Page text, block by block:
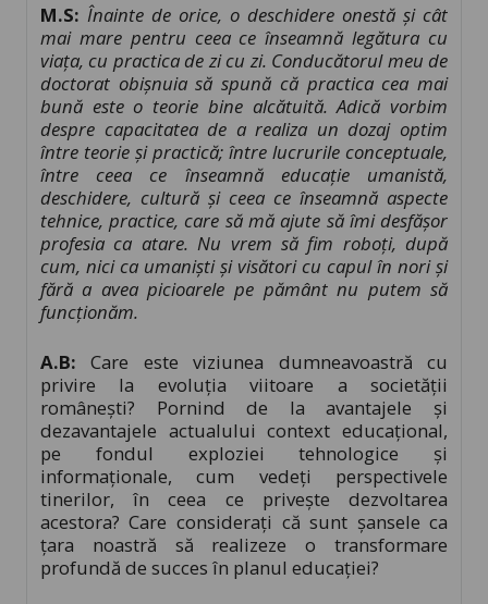
M.S: Înainte de orice, o deschidere onestă și cât
mai mare pentru ceea ce înseamnă legătura cu
viața, cu practica de zi cu zi. Conducătorul meu de
doctorat obișnuia să spună că practica cea mai
bună este o teorie bine alcătuită. Adică vorbim
despre capacitatea de a realiza un dozaj optim
între teorie și practică; între lucrurile conceptuale,
între ceea ce înseamnă educație umanistă,
deschidere, cultură și ceea ce înseamnă aspecte
tehnice, practice, care să mă ajute să îmi desfășor
profesia ca atare. Nu vrem să fim roboți, după
cum, nici ca umaniști și visători cu capul în nori și
fără a avea picioarele pe pământ nu putem să
funcționăm.
A.B:Care este viziunea dumneavoastră cu
privire la evoluția viitoare a societății
românești? Pornind de la avantajele și
dezavantajele actualului context educațional,
pe fondul exploziei tehnologice și
informaționale, cum vedeți perspectivele
tinerilor, în ceea ce privește dezvoltarea
acestora? Care considerați că sunt șansele ca
țara noastră să realizeze o transformare
profundă de succes în planul educației?